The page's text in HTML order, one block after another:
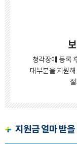
청각장애 등록
대부분을 지원
지원금 얼마 받